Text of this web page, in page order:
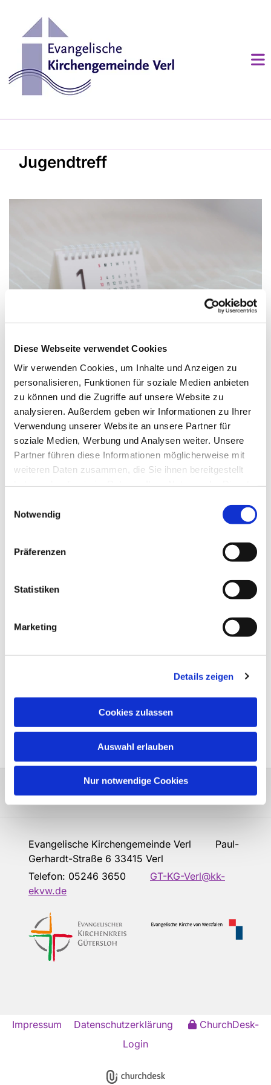
Diese Webseite verwendet Cookies
Wir verwenden Cookies, um Inhalte und Anzeigen zu
personalisieren, Funktionen für soziale Medien anbieten
zu können und die Zugriffe auf unsere Website zu
analysieren. Außerdem geben wir Informationen zu Ihrer
Verwendung unserer Website an unsere Partner für
soziale Medien, Werbung und Analysen weiter. Unsere
Partner führen diese Informationen möglicherweise mit
weiteren Daten zusammen, die Sie ihnen bereitgestellt
Notwendig
Präferenzen
Statistiken
Marketing
Details zeigen
Cookies zulassen
Auswahl erlauben
Nur notwendige Cookies
Jugendtreff
Dienstag, 19. Oktober 2027, 17:00 -
20:00 Uhr
Gemeindehaus Verl - Jugendraum,
Paul-Gerhardt-Str. 6, 33415 Verl
Evangelische Kirchengemeinde Verl Paul-
Gerhardt-Straße 6 33415 Verl
Telefon: 05246 3650
GT-KG-Verl@kk-
ekvw.de
Impressum Datenschutzerklärung
ChurchDesk-
Login